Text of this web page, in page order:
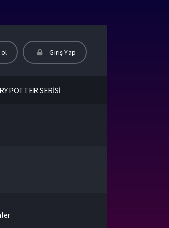
Giriş Yap
POTTER SERİSİ